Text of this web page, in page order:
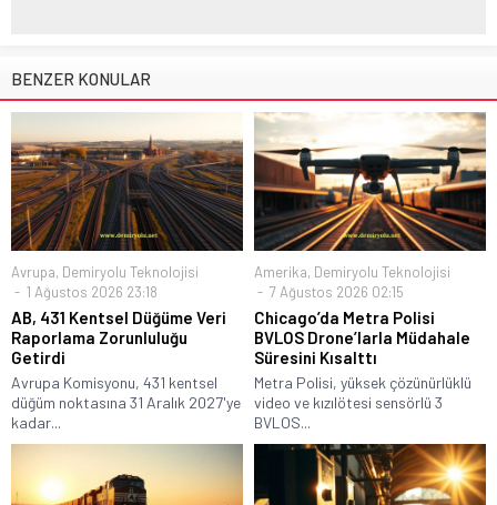
BENZER KONULAR
Avrupa, Demiryolu Teknolojisi
1 Ağustos 2026 23:18
AB, 431 Kentsel Düğüme Veri
Raporlama Zorunluluğu
Getirdi
Avrupa Komisyonu, 431 kentsel
düğüm noktasına 31 Aralık 2027'ye
kadar...
Amerika, Demiryolu Teknolojisi
7 Ağustos 2026 02:15
Chicago’da Metra Polisi
BVLOS Drone’larla Müdahale
Süresini Kısalttı
Metra Polisi, yüksek çözünürlüklü
video ve kızılötesi sensörlü 3
BVLOS...